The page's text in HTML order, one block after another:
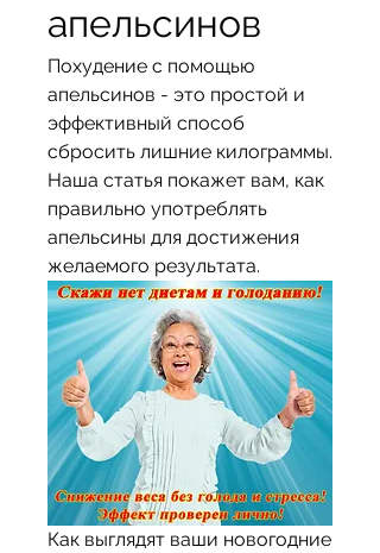
апельсинов
Похудение с помощью
апельсинов - это простой и
эффективный способ
сбросить лишние килограммы.
Наша статья покажет вам, как
правильно употреблять
апельсины для достижения
желаемого результата.
Как выглядят ваши новогодние